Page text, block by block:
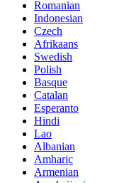
Romanian
Indonesian
Czech
Afrikaans
Swedish
Polish
Basque
Catalan
Esperanto
Hindi
Lao
Albanian
Amharic
Armenian